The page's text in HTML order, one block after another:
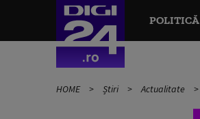
POLITICĂ
HOME Știri Actualitate